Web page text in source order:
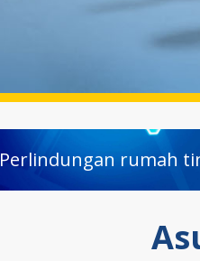
Perlindungan rumah